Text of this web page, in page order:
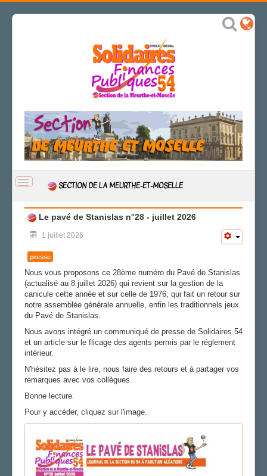
BASCULER
NAVIGATION
SECTION DE LA MEURTHE-ET-MOSELLE
ACCUEIL
ACTUALITÉ
CAP/Recours
FS SSCT
Action sociale
Archives
LA SECTION
ADHÉRER
Le pavé de Stanislas n°28 - juillet 2026
1 juillet 2026
presse
Nous vous proposons ce 28ème numéro du Pavé de Stanislas
(actualisé au 8 juillet 2026) qui revient sur la gestion de la
canicule cette année et sur celle de 1976, qui fait un retour sur
notre assemblée générale annuelle, enfin les traditionnels jeux
du Pavé de Stanislas.
Nous avons intégré un communiqué de presse de Solidaires 54
et un article sur le flicage des agents permis par le réglement
intérieur.
N'hésitez pas à le lire, nous faire des retours et à partager vos
remarques avec vos collègues.
Bonne lecture.
Pour y accéder, cliquez sur l'image.